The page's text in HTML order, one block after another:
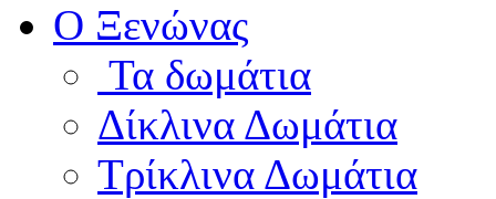
Ο Ξενώνας
Τα δωμάτια
Δίκλινα Δωμάτια
Τρίκλινα Δωμάτια